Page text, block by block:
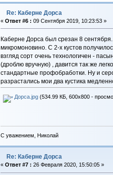
Re: Каберне Дорса
« Ответ #6 : 09 Сентября 2019, 10:23:53 »
Каберне Дорса был срезан 8
микромоновино. С 2-х кустов
взгляд сорт очень технологичен -
(дроблю вручную) , давится так же
стандартные профобработки. Ну и
разрастались мои два кустика
Дорса.jpg(534.99 КБ, 600x800 -
С уважением, Николай
Re: Каберне Дорса
« Ответ #7 : 26 Февраля 2020, 15:50:05 »